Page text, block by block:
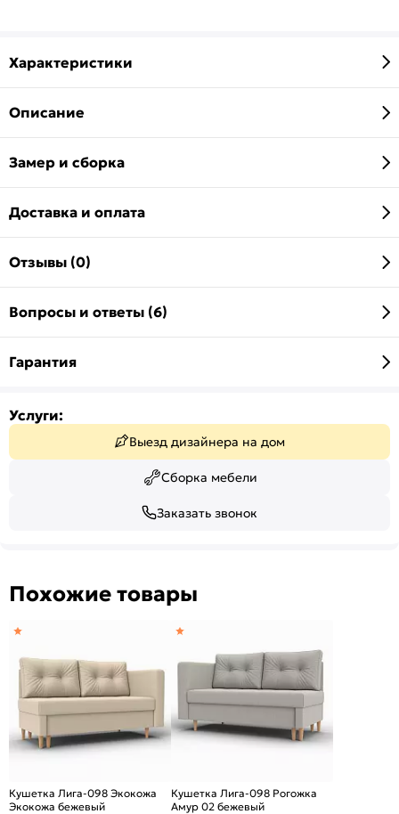
Характеристики
Описание
Замер и сборка
Доставка и оплата
Отзывы (0)
Вопросы и ответы (6)
Гарантия
Услуги:
Выезд дизайнера на дом
Сборка мебели
Заказать звонок
Похожие товары
Кушетка Лига-098 Экокожа
Экокожа бежевый
Кушетка Лига-098 Рогожка
Амур 02 бежевый